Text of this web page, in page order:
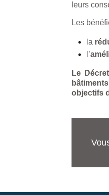
leurs
Les
la
l’
Le
objectifs